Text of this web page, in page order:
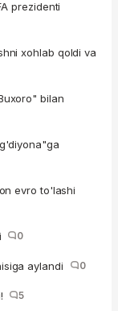
prezidenti
xohlab qoldi va
bilan
evro to'lashi
0
aylandi 0
5